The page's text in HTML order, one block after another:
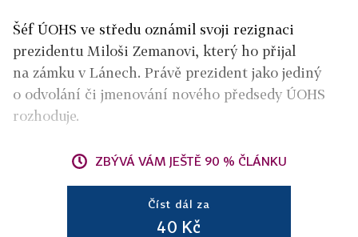
Šéf ÚOHS ve středu oznámil svoji rezignaci
prezidentu Miloši Zemanovi, který ho přijal
na zámku v Lánech. Právě prezident jako jediný
o odvolání či jmenování nového předsedy ÚOHS
rozhoduje.
ZBÝVÁ VÁM JEŠTĚ 90 % ČLÁNKU
Číst dál za
40 Kč